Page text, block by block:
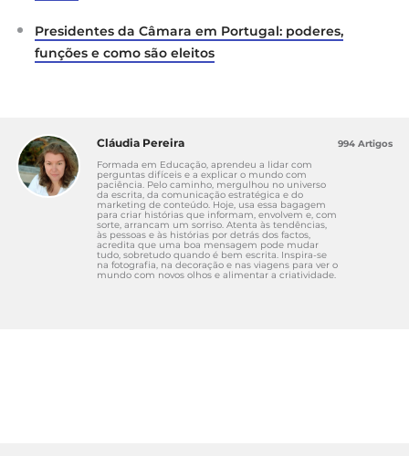
e Despesas por Município. Disponível em
https://www.pordata.pt
Presidentes da Câmara em Portugal: poderes,
funções e como são eleitos
Cláudia Pereira
Formada em Educação, aprendeu a lidar com
perguntas difíceis e a explicar o mundo com
paciência. Pelo caminho, mergulhou no universo
da escrita, da comunicação estratégica e do
marketing de conteúdo. Hoje, usa essa bagagem
para criar histórias que informam, envolvem e, com
sorte, arrancam um sorriso. Atenta às tendências,
às pessoas e às histórias por detrás dos factos,
acredita que uma boa mensagem pode mudar
tudo, sobretudo quando é bem escrita. Inspira-se
na fotografia, na decoração e nas viagens para ver o
mundo com novos olhos e alimentar a criatividade.
994 Artigos